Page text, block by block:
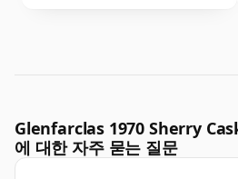
Glenfarclas 1970 Sherry
에 대한 자주 묻는 질문